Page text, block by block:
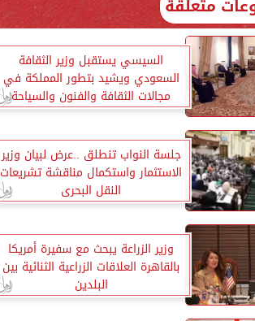
متعلقة
السيسي يستقبل وزير الثقافة
السعودي ويشيد بتطور المملكة في
مجالات الثقافة والفنون والسياحة
جلسة النواب تنطلق ..عرض لبيان وزير
الاستثمار واستكمال مناقشة تشريعات
النقل البحرى
وزير الزراعة يبحث مع سفيرة أمريكا
بالقاهرة العلاقات الزراعية الثنائية بين
البلدين